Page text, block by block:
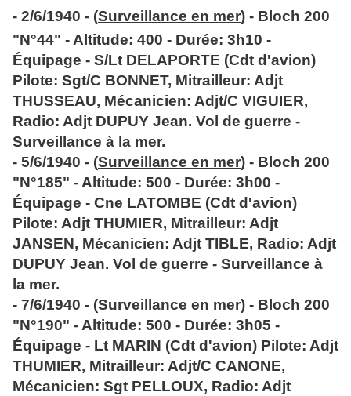
- 2/6/1940 - (Surveillance en mer) - Bloch 200
"N°44" - Altitude: 400 - Durée: 3h10 -
Équipage - S/Lt DELAPORTE (Cdt d'avion)
Pilote: Sgt/C BONNET, Mitrailleur: Adjt
THUSSEAU, Mécanicien: Adjt/C VIGUIER,
Radio: Adjt DUPUY Jean. Vol de guerre -
Surveillance à la mer.
- 5/6/1940 - (Surveillance en mer) - Bloch 200
"N°185" - Altitude: 500 - Durée: 3h00 -
Équipage - Cne LATOMBE (Cdt d'avion)
Pilote: Adjt THUMIER, Mitrailleur: Adjt
JANSEN, Mécanicien: Adjt TIBLE, Radio: Adjt
DUPUY Jean. Vol de guerre - Surveillance à
la mer.
- 7/6/1940 - (Surveillance en mer) - Bloch 200
"N°190" - Altitude: 500 - Durée: 3h05 -
Équipage - Lt MARIN (Cdt d'avion) Pilote: Adjt
THUMIER, Mitrailleur: Adjt/C CANONE,
Mécanicien: Sgt PELLOUX, Radio: Adjt